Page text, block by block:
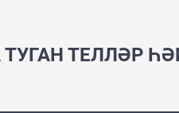
ТУГАН ТЕЛЛӘР